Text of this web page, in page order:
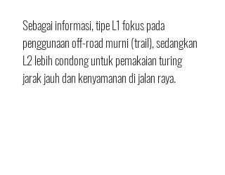
Sebagai informasi, tipe L1 fokus pada
penggunaan off-road murni (trail), sedangkan
L2 lebih condong untuk pemakaian turing
jarak jauh dan kenyamanan di jalan raya.